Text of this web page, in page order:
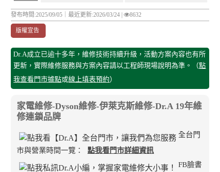
發布時間:2025/09/05｜最近更新:2026/03/24 | 8632
版權宣告
Dr.A成立已逾十多年，維修技術持續升級，活動方案內容也有所
更新，實際維修服務與方案內容請以工程師現場說明為準。（點
我查看門市據點或線上填表預約）
家電維修-Dyson維修-伊萊克斯維修-Dr.A 19年維
修連鎖品牌
全台門
市與營業時間一覽：
點我看門市詳細資訊
FB臉書